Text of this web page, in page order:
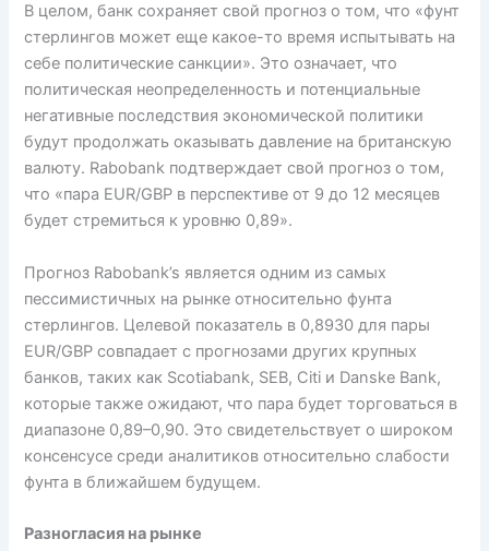
В целом, банк сохраняет свой прогноз о том, что «фунт
стерлингов может еще какое-то время испытывать на
себе политические санкции». Это означает, что
политическая неопределенность и потенциальные
негативные последствия экономической политики
будут продолжать оказывать давление на британскую
валюту. Rabobank подтверждает свой прогноз о том,
что «пара EUR/GBP в перспективе от 9 до 12 месяцев
будет стремиться к уровню 0,89».
Прогноз Rabobank’s является одним из самых
пессимистичных на рынке относительно фунта
стерлингов. Целевой показатель в 0,8930 для пары
EUR/GBP совпадает с прогнозами других крупных
банков, таких как Scotiabank, SEB, Citi и Danske Bank,
которые также ожидают, что пара будет торговаться в
диапазоне 0,89–0,90. Это свидетельствует о широком
консенсусе среди аналитиков относительно слабости
фунта в ближайшем будущем.
Разногласия на рынке